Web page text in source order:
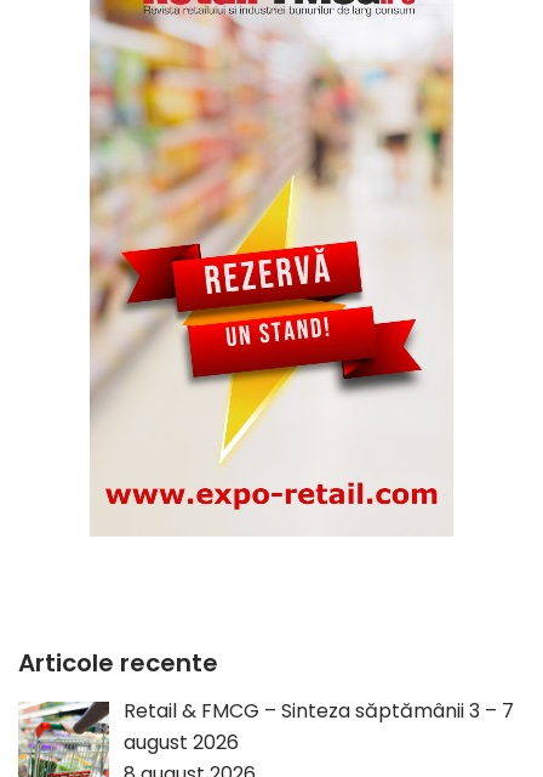
Articole recente
Retail & FMCG – Sinteza săptămânii 3 – 7
august 2026